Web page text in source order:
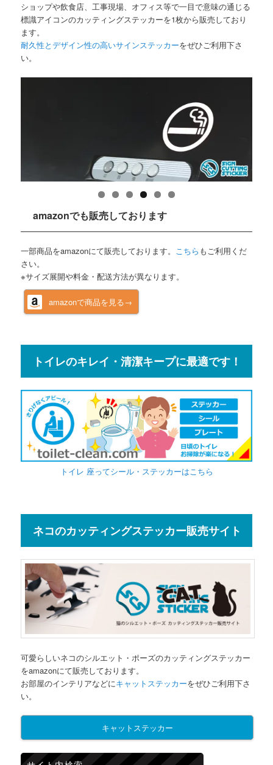
ショップや飲食店、工事現場、オフィス等で一目で意味の通じる
標識アイコンのカッティングステッカーを1枚から販売しており
ます。
耐久性とデザイン性の高いサインステッカーをぜひご利用下さ
い。
amazonでも販売しております
一部商品をamazonにて販売しております。 こちら もご利用くだ
さい。
※サイズ展開や料金・配送方法が異なります。
amazonで商品を見る→
トイレのキレイ・清潔キープに最適です！
トイレ 座ってシール・ステッカーはこちら
ネコのカッティングステッカー販売サイト
可愛らしいネコのシルエット・ポーズのカッティングステッカー
をamazonにて販売しております。
お部屋のインテリアなどにキャットステッカーをぜひご利用下さ
い。
キャットステッカー